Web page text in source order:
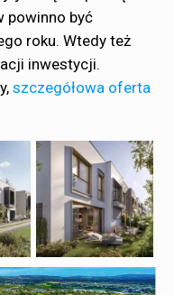
powinno być
roku. Wtedy też
inwestycji.
szczegółowa oferta